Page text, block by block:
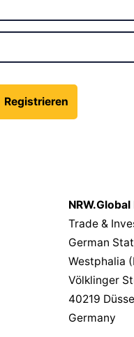
Trade &
German
Westphalia
Völklinger
40219
Germany